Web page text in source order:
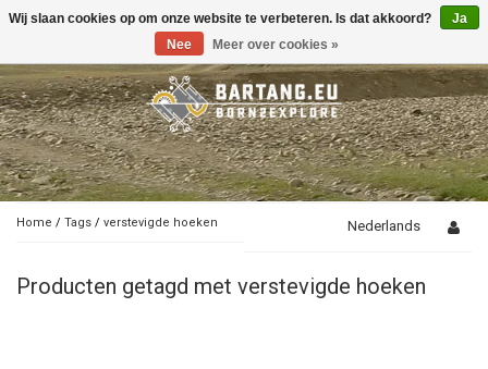
Toggle
Home / Tags / verstevigde hoeken Nederlands
Producten getagd met verstevigde hoeken
Wij slaan cookies op om onze website te verbeteren. Is dat akkoord?
Ja
Nee
Meer over cookies »